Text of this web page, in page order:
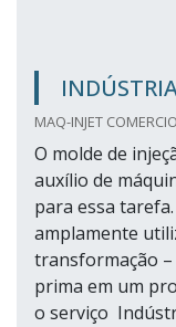
MAQ-INJET
O molde de
auxílio de
para essa
amplamente
transformação
prima em um
o serviço